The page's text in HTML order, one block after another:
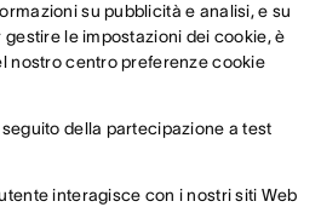
su pubblicità e analisi, e su
le impostazioni dei cookie, è
nostro centro preferenze cookie
della partecipazione a test
interagisce con i nostri siti Web